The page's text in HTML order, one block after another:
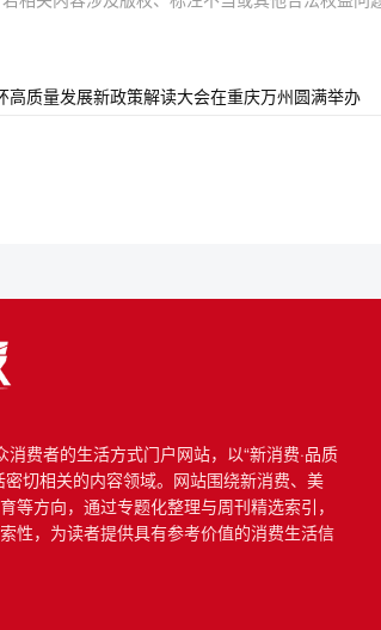
高质量发展新政策解读大会在重庆万州圆满举办
费者的生活方式门户网站，以“新消费·品质
切相关的内容领域。网站围绕新消费、美
等方向，通过专题化整理与周刊精选索引，
性，为读者提供具有参考价值的消费生活信